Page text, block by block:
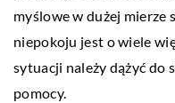
myślowe w dużej mierze
niepokoju jest o wiele
sytuacji należy dążyć do
pomocy.